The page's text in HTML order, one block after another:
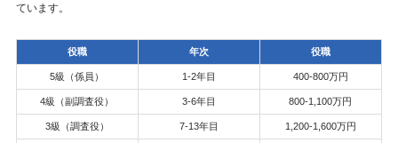
ています。
役職 年次 役職
5級（係員） 1-2年目 400-800万円
4級（副調査役） 3-6年目 800-1,100万円
3級（調査役） 7-13年目 1,200-1,600万円